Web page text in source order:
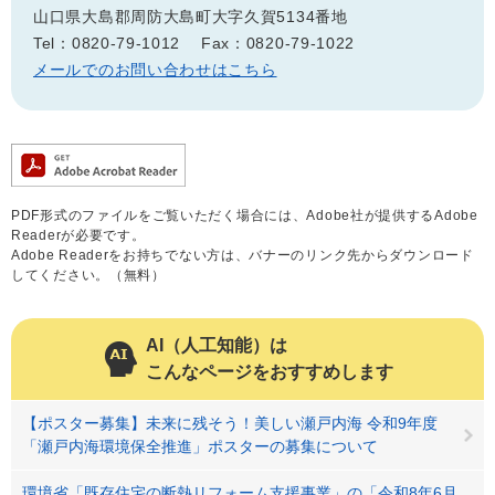
山口県大島郡周防大島町大字久賀5134番地
Tel：0820-79-1012
Fax：0820-79-1022
メールでのお問い合わせはこちら
PDF形式のファイルをご覧いただく場合には、Adobe社が提供するAdobe
Readerが必要です。
Adobe Readerをお持ちでない方は、バナーのリンク先からダウンロード
してください。（無料）
AI（人工知能）は
こんなページをおすすめします
【ポスター募集】未来に残そう！美しい瀬戸内海 令和9年度
「瀬戸内海環境保全推進」ポスターの募集について